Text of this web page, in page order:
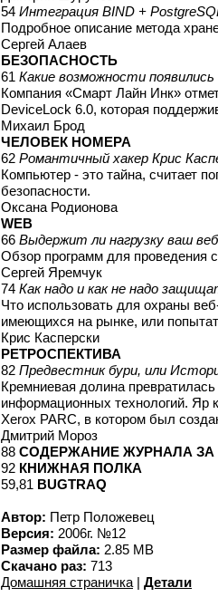
54 Интеграция BIND +
Подробное описание метода
Сергей Алаев
БЕЗОПАСНОСТЬ
61 Какие возможности
Компания «Смарт Лайн Инк»
DeviceLock 6.0, которая
Михаил Брод
ЧЕЛОВЕК НОМЕРА
62 Романтичный хакер Крис
Компьютер - это тайна, считает
безопасности.
Оксана Родионова
WEB
66 Выдержит ли нагрузку ваш
Обзор программ для проведения
Сергей Яремчук
74 Как надо и как не надо
Что использовать для охраны
имеющихся на рынке, или
Крис Касперски
РЕТРОСПЕКТИВА
82 Предвестник бури, или
Кремниевая долина
информационных технологий. Яр
Xerox PARC, в котором был
Дмитрий Мороз
88 СОДЕРЖАНИЕ ЖУРНАЛА ЗА
92 КНИЖНАЯ ПОЛКА
59,81 BUGTRAQ
Автор: Петр Положевец
Версия: 2006г. №12
Размер файла: 2.85 MB
Скачано раз: 713
Домашняя страничка | Детали